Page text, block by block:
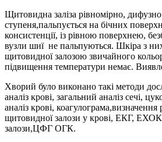
Щитовидна заліза рівномірно,
ступеня,пальпується на бічних
консистенції, із рівною поверхнею,
вузли шиї не пальпуються. Шкіра з
щитовидної залозою звичайного
підвищення температури немає.
Хворий було виконано такі методи
аналіз крові, загальний аналіз сечі,
аналіз крові, коагулограма,визначення
щитовидної залози у крові, ЕКГ,
залози,ЦФГ ОГК.